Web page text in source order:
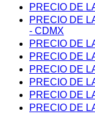
PRECIO DE
PRECIO DE
- CDMX
PRECIO DE
PRECIO DE
PRECIO DE
PRECIO DE
PRECIO DE
PRECIO DE